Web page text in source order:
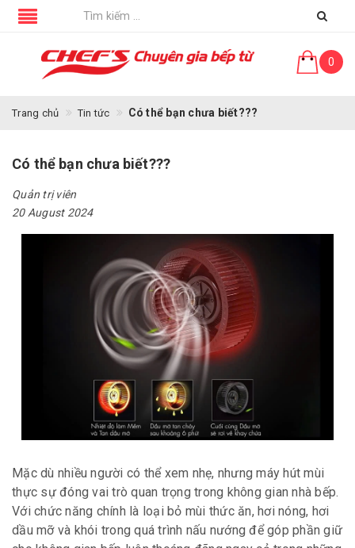
0
Trang chủ Tin tức Có thể bạn chưa biết???
Có thể bạn chưa biết???
Quản trị viên
20 August 2024
Mặc dù nhiều người có thể xem nhẹ, nhưng máy hút mùi
thực sự đóng vai trò quan trọng trong không gian nhà bếp.
Với chức năng chính là loại bỏ mùi thức ăn, hơi nóng, hơi
dầu mỡ và khói trong quá trình nấu nướng để góp phần giữ